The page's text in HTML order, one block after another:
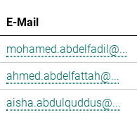
E-Mail
mohamed.abdelfadil@...
ahmed.abdelfattah@...
aisha.abdulquddus@...